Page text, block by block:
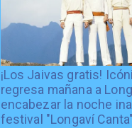
¡Los Jaivas gratis!
regresa mañana a
encabezar la noche
festival "Longaví Canta"